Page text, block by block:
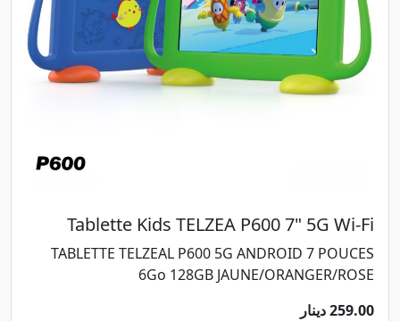
Tablette Kids TELZEA P600 7" 5G Wi-Fi
TABLETTE TELZEAL P600 5G ANDROID 7 POUCES
6Go 128GB JAUNE/ORANGER/ROSE
259.00 دينار